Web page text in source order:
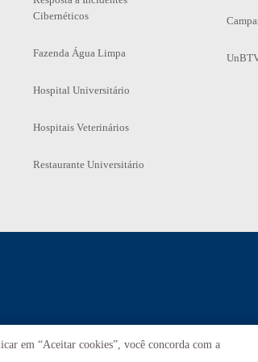
Cibernéticos
Fazenda Água Limpa
Hospital Universitário
Hospitais Veterinários
Restaurante Universitário
em “Aceitar cookies”, você concorda com a